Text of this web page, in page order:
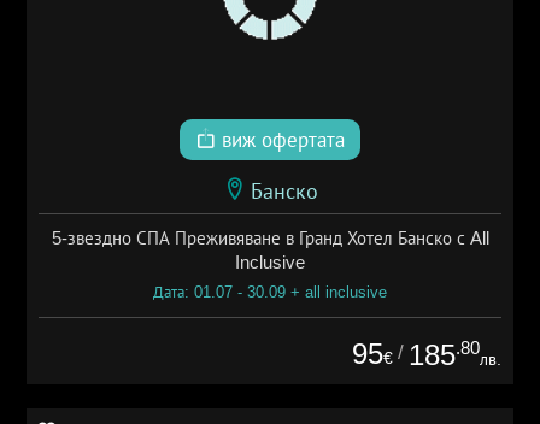
виж офертата
Банско
5-звездно СПА Преживяване в Гранд Хотел Банско с All
Inclusive
Дата: 01.07 - 30.09 + all inclusive
95€ / 185.80
лв.